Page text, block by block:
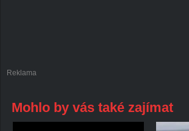
Reklama
Mohlo by vás také zajímat